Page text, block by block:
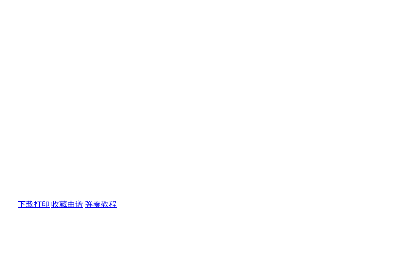
下载打印 收藏曲谱 弹奏教程